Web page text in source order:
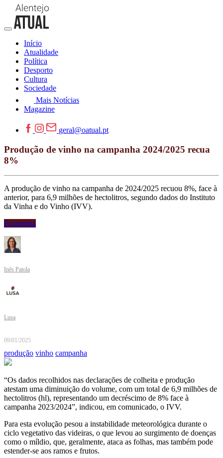
Início
Atualidade
Política
Desporto
Cultura
Sociedade
Mais Notícias
Magazine
geral@oatual.pt
Produção de vinho na campanha 2024/2025 recua
8%
A produção de vinho na campanha de 2024/2025 recuou 8%, face à
anterior, para 6,9 milhões de hectolitros, segundo dados do Instituto
da Vinha e do Vinho (IVV).
Economia
Inês Patola
Lusa
09/01/2025
produção vinho campanha
“Os dados recolhidos nas declarações de colheita e produção
atestam uma diminuição do volume, com um total de 6,9 milhões de
hectolitros (hl), representando um decréscimo de 8% face à
campanha 2023/2024”, indicou, em comunicado, o IVV.
Para esta evolução pesou a instabilidade meteorológica durante o
ciclo vegetativo das videiras, o que levou ao surgimento de doenças
como o míldio, que, geralmente, ataca as folhas, mas também pode
estender-se aos ramos e frutos.